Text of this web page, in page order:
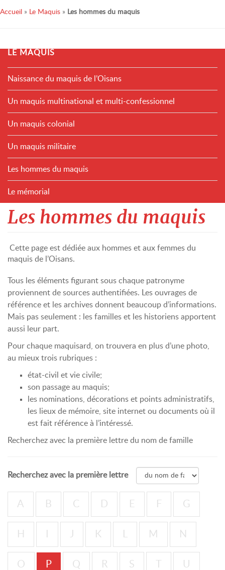
Accueil » Le Maquis » Les hommes du maquis
LE MAQUIS
Naissance du maquis de l’Oisans
Un maquis multinational et multi-confessionnel
Un maquis colonial
Un maquis militaire
Les hommes du maquis
Le mémorial
Les hommes du maquis
Cette page est dédiée aux hommes et aux femmes du
maquis de l’Oisans.
Tous les éléments figurant sous chaque patronyme
proviennent de sources authentifiées. Les ouvrages de
référence et les archives donnent beaucoup d’informations.
Mais pas seulement : les familles et les historiens apportent
aussi leur part.
Pour chaque maquisard, on trouvera en plus d’une photo,
au mieux trois rubriques :
état-civil et vie civile;
son passage au maquis;
les nominations, décorations et points administratifs,
les lieux de mémoire, site internet ou documents où il
est fait référence à l’intéressé.
Recherchez avec la première lettre du nom de famille
Recherchez avec la première lettre
A B C D E F G
H J K L M N
O P Q R S U